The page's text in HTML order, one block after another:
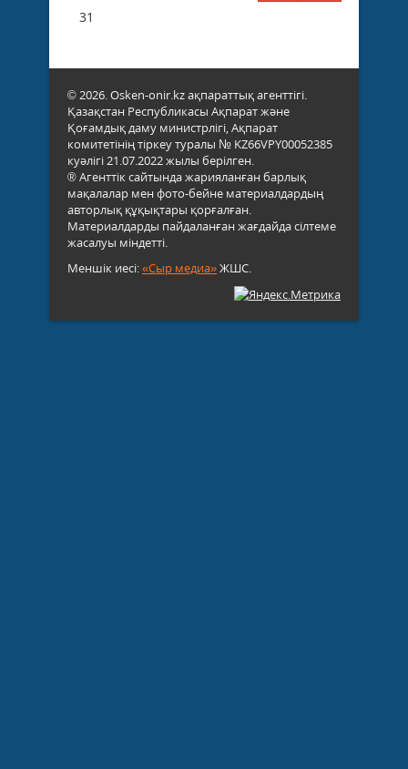
31
© 2026. Osken-onir.kz ақпараттық агенттігі.
Қазақстан Республикасы Ақпарат және
Қоғамдық даму министрлігі, Ақпарат
комитетінің тіркеу туралы № KZ66VPY00052385
куәлігі 21.07.2022 жылы берілген.
® Агенттік сайтында жарияланған барлық
мақалалар мен фото-бейне материалдардың
авторлық құқықтары қорғалған.
Материалдарды пайдаланған жағдайда сілтеме
жасалуы міндетті.
Меншік иесі:«Сыр медиа»ЖШС.